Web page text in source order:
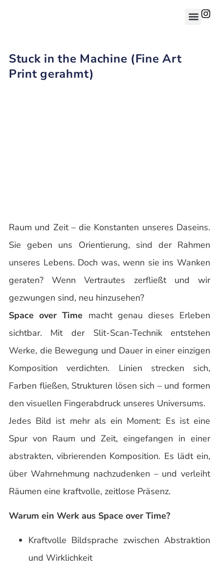
Stuck in the Machine (Fine Art
Print gerahmt)
Raum und Zeit – die Konstanten unseres Daseins.
Sie geben uns Orientierung, sind der Rahmen
unseres Lebens. Doch was, wenn sie ins Wanken
geraten? Wenn Vertrautes zerfließt und wir
gezwungen sind, neu hinzusehen?
Space over Time macht genau dieses Erleben
sichtbar. Mit der Slit-Scan-Technik entstehen
Werke, die Bewegung und Dauer in einer einzigen
Komposition verdichten. Linien strecken sich,
Farben fließen, Strukturen lösen sich – und formen
den visuellen Fingerabdruck unseres Universums.
Jedes Bild ist mehr als ein Moment: Es ist eine
Spur von Raum und Zeit, eingefangen in einer
abstrakten, vibrierenden Komposition. Es lädt ein,
über Wahrnehmung nachzudenken – und verleiht
Räumen eine kraftvolle, zeitlose Präsenz.
Warum ein Werk aus Space over Time?
Kraftvolle Bildsprache zwischen Abstraktion
und Wirklichkeit